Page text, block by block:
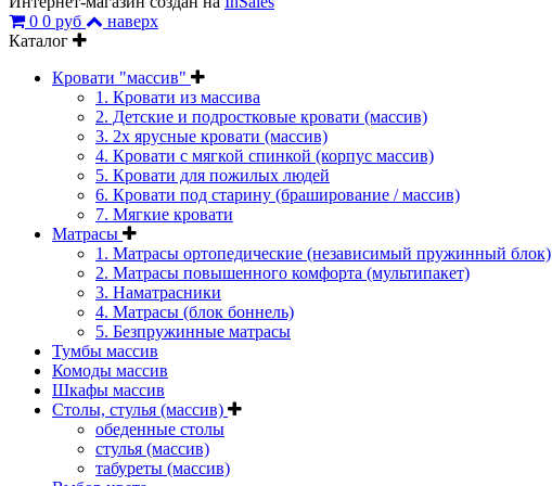
0 0 руб
наверх
Каталог
Кровати "массив"
1. Кровати из массива
2. Детские и подростковые кровати (массив)
3. 2х ярусные кровати (массив)
4. Кровати с мягкой спинкой (корпус массив)
5. Кровати для пожилых людей
6. Кровати под старину (браширование / массив)
7. Мягкие кровати
Матрасы
1. Матрасы ортопедические (независимый пружинный блок)
2. Матрасы повышенного комфорта (мультипакет)
3. Наматрасники
4. Матрасы (блок боннель)
5. Безпружинные матрасы
Тумбы массив
Комоды массив
Шкафы массив
Столы, стулья (массив)
обеденные столы
стулья (массив)
табуреты (массив)